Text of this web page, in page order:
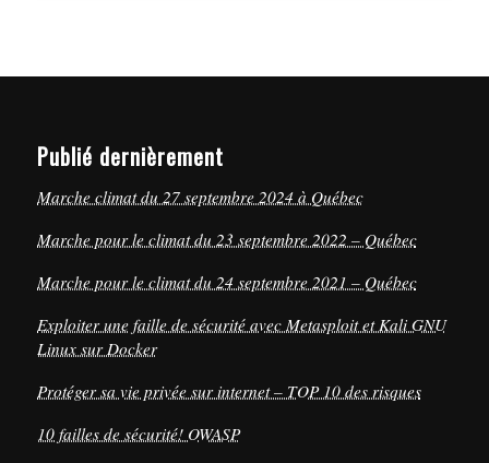
Publié dernièrement
Marche climat du 27 septembre 2024 à Québec
Marche pour le climat du 23 septembre 2022 – Québec
Marche pour le climat du 24 septembre 2021 – Québec
Exploiter une faille de sécurité avec Metasploit et Kali GNU
Linux sur Docker
Protéger sa vie privée sur internet – TOP 10 des risques
10 failles de sécurité! OWASP